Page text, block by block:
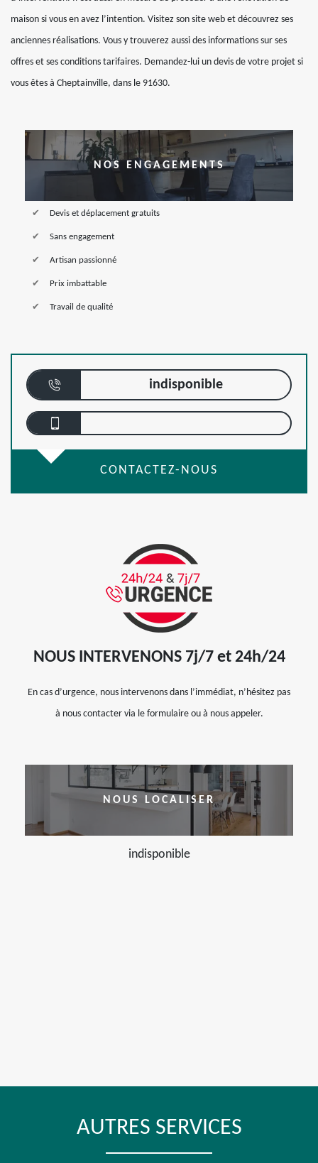
maison si vous en avez l’intention. Visitez son site web et découvrez ses
anciennes réalisations. Vous y trouverez aussi des informations sur ses
offres et ses conditions tarifaires. Demandez-lui un devis de votre projet si
vous êtes à Cheptainville, dans le 91630.
NOS ENGAGEMENTS
Devis et déplacement gratuits
Sans engagement
Artisan passionné
Prix imbattable
Travail de qualité
indisponible
CONTACTEZ-NOUS
NOUS INTERVENONS 7j/7 et 24h/24
En cas d’urgence, nous intervenons dans l’immédiat, n’hésitez pas
à nous contacter via le formulaire ou à nous appeler.
NOUS LOCALISER
indisponible
AUTRES SERVICES